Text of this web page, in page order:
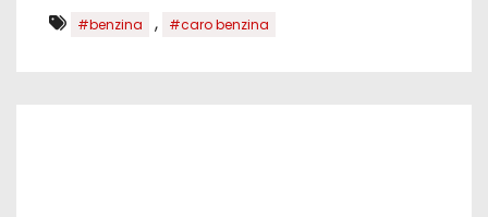
#benzina , #caro benzina